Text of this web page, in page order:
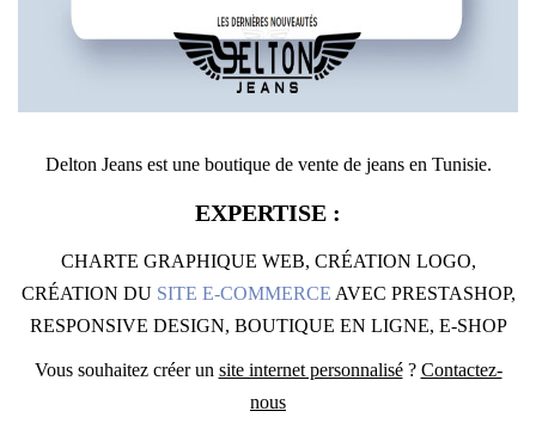
Delton Jeans est une boutique de vente de jeans en Tunisie.
EXPERTISE :
CHARTE GRAPHIQUE WEB, CRÉATION LOGO,
CRÉATION DU SITE E-COMMERCE AVEC PRESTASHOP,
RESPONSIVE DESIGN, BOUTIQUE EN LIGNE, E-SHOP
Vous souhaitez créer un site internet personnalisé? Contactez-
nous